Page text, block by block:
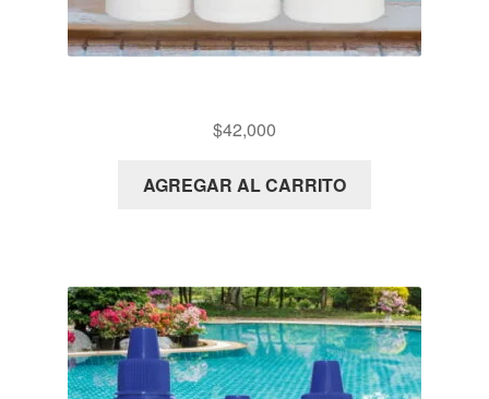
$42,000
AGREGAR AL CARRITO